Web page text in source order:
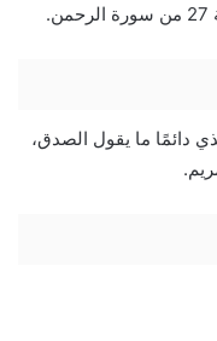
ما يقول الصدق،